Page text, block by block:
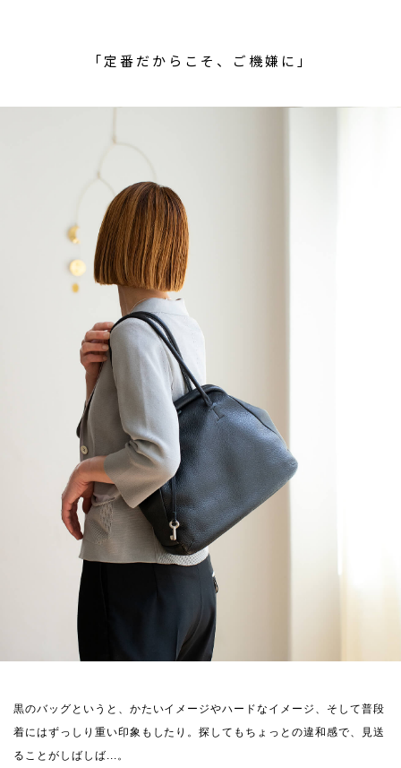
「定番だからこそ、ご機嫌に」
黒のバッグというと、かたいイメージやハードなイメージ、そして普段
着にはずっしり重い印象もしたり。探してもちょっとの違和感で、見送
ることがしばしば...。